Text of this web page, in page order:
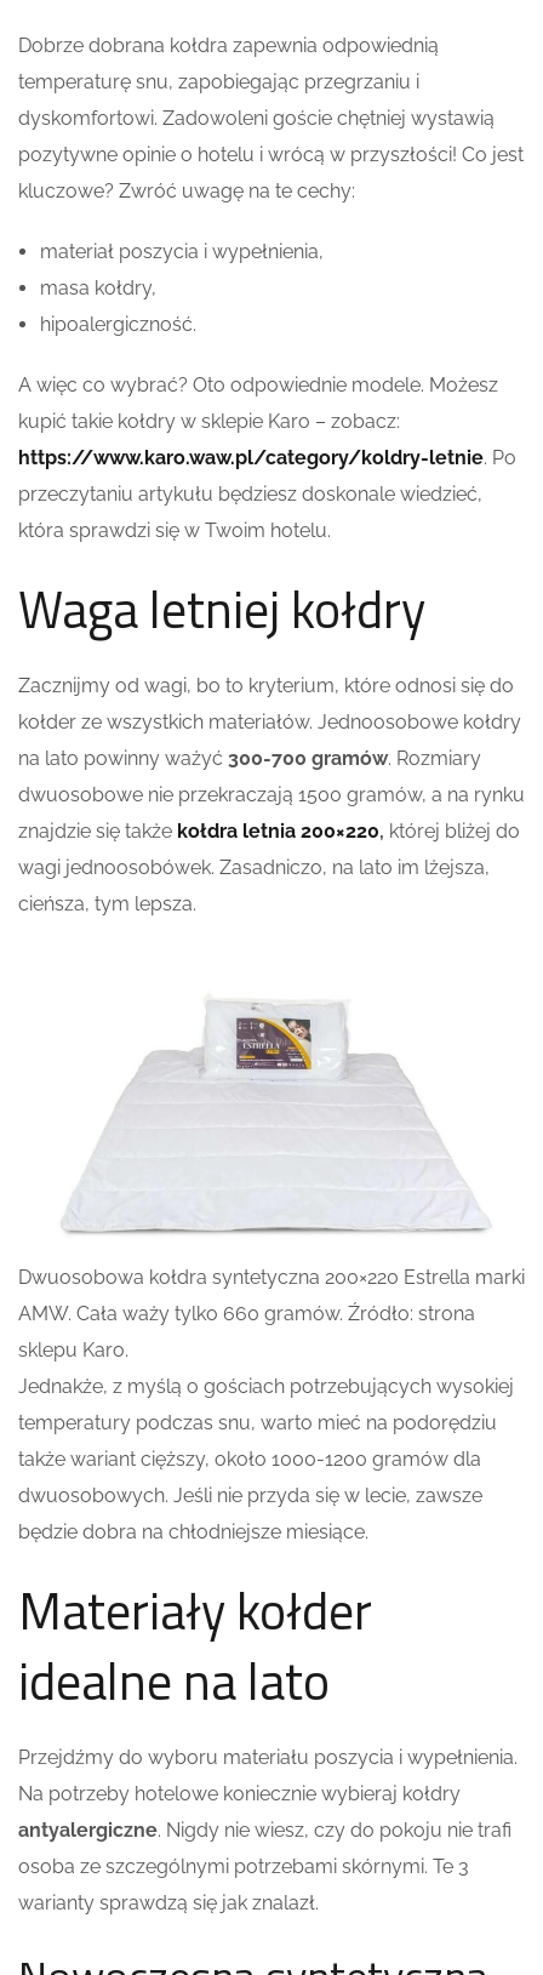
Dobrze dobrana kołdra zapewnia odpowiednią
temperaturę snu, zapobiegając przegrzaniu i
dyskomfortowi. Zadowoleni goście chętniej wystawią
pozytywne opinie o hotelu i wrócą w przyszłości! Co jest
kluczowe? Zwróć uwagę na te cechy:
materiał poszycia i wypełnienia,
masa kołdry,
hipoalergiczność.
A więc co wybrać? Oto odpowiednie modele. Możesz
kupić takie kołdry w sklepie Karo – zobacz:
https://www.karo.waw.pl/category/koldry-letnie. Po
przeczytaniu artykułu będziesz doskonale wiedzieć,
która sprawdzi się w Twoim hotelu.
Waga letniej kołdry
Zacznijmy od wagi, bo to kryterium, które odnosi się do
kołder ze wszystkich materiałów. Jednoosobowe kołdry
na lato powinny ważyć 300-700 gramów. Rozmiary
dwuosobowe nie przekraczają 1500 gramów, a na rynku
znajdzie się także kołdra letnia 200×220, której bliżej do
wagi jednoosobówek. Zasadniczo, na lato im lżejsza,
cieńsza, tym lepsza.
Dwuosobowa kołdra syntetyczna 200×220 Estrella marki
AMW. Cała waży tylko 660 gramów. Źródło: strona
sklepu Karo.
Jednakże, z myślą o gościach potrzebujących wysokiej
temperatury podczas snu, warto mieć na podorędziu
także wariant cięższy, około 1000-1200 gramów dla
dwuosobowych. Jeśli nie przyda się w lecie, zawsze
będzie dobra na chłodniejsze miesiące.
Materiały kołder
idealne na lato
Przejdźmy do wyboru materiału poszycia i wypełnienia.
Na potrzeby hotelowe koniecznie wybieraj kołdry
antyalergiczne. Nigdy nie wiesz, czy do pokoju nie trafi
osoba ze szczególnymi potrzebami skórnymi. Te 3
warianty sprawdzą się jak znalazł.